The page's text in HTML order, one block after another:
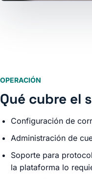
OPERACIÓN
Qué cubre el
Configuración de
Administración de
Soporte para
la plataforma lo